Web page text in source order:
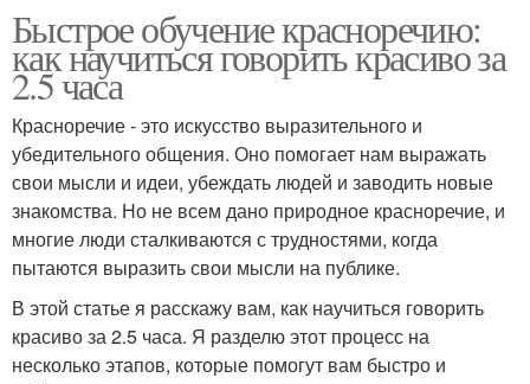
Быстрое обучение красноречию:
как научиться говорить красиво за
2.5 часа
Красноречие - это искусство выразительного и
убедительного общения. Оно помогает нам выражать
свои мысли и идеи, убеждать людей и заводить новые
знакомства. Но не всем дано природное красноречие, и
многие люди сталкиваются с трудностями, когда
пытаются выразить свои мысли на публике.
В этой статье я расскажу вам, как научиться говорить
красиво за 2.5 часа. Я разделю этот процесс на
несколько этапов, которые помогут вам быстро и